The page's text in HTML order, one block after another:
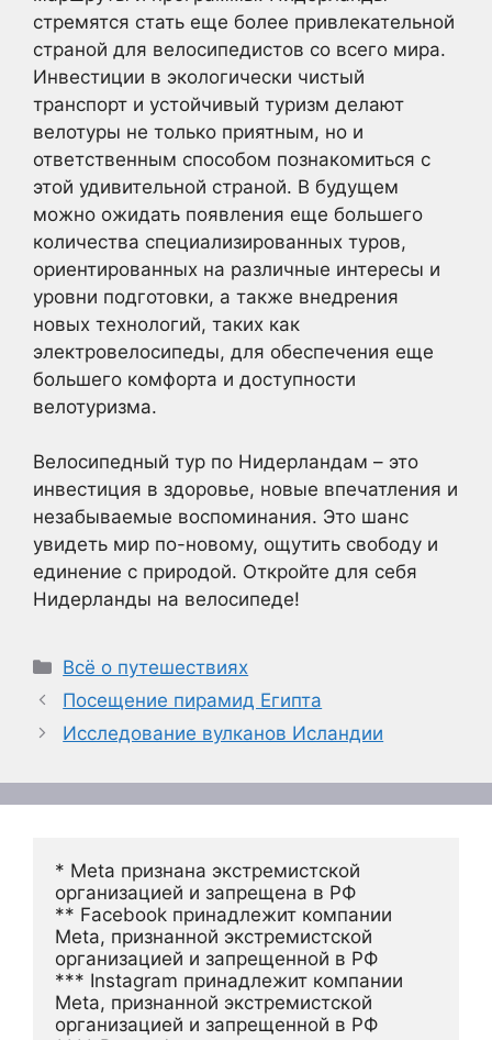
стремятся стать еще более привлекательной
страной для велосипедистов со всего мира.
Инвестиции в экологически чистый
транспорт и устойчивый туризм делают
велотуры не только приятным, но и
ответственным способом познакомиться с
этой удивительной страной. В будущем
можно ожидать появления еще большего
количества специализированных туров,
ориентированных на различные интересы и
уровни подготовки, а также внедрения
новых технологий, таких как
электровелосипеды, для обеспечения еще
большего комфорта и доступности
велотуризма.
Велосипедный тур по Нидерландам – это
инвестиция в здоровье, новые впечатления и
незабываемые воспоминания. Это шанс
увидеть мир по-новому, ощутить свободу и
единение с природой. Откройте для себя
Нидерланды на велосипеде!
Рубрики
Всё о путешествиях
Посещение пирамид Египта
Исследование вулканов Исландии
* Meta признана экстремистской
организацией и запрещена в РФ
** Facebook принадлежит компании
Meta, признанной экстремистской
организацией и запрещенной в РФ
*** Instagram принадлежит компании
Meta, признанной экстремистской
организацией и запрещенной в РФ